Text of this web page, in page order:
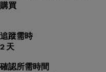
購買
追蹤需時
2 天
確認所需時間